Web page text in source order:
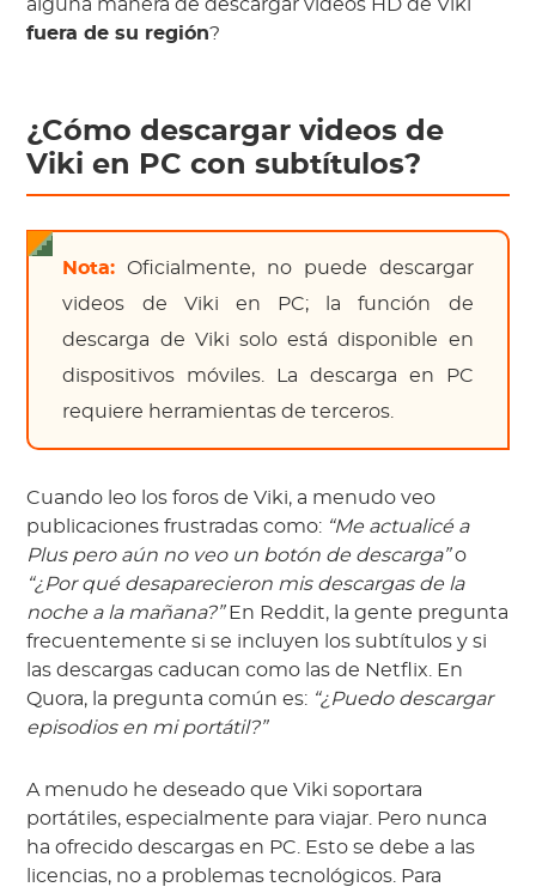
alguna manera de descargar videos HD de Viki
fuera de su región?
¿Cómo descargar videos de
Viki en PC con subtítulos?
Nota: Oficialmente, no puede descargar
videos de Viki en PC; la función de
descarga de Viki solo está disponible en
dispositivos móviles. La descarga en PC
requiere herramientas de terceros.
Cuando leo los foros de Viki, a menudo veo
publicaciones frustradas como: “Me actualicé a
Plus pero aún no veo un botón de descarga”o
“¿Por qué desaparecieron mis descargas de la
noche a la mañana?”En Reddit, la gente pregunta
frecuentemente si se incluyen los subtítulos y si
las descargas caducan como las de Netflix. En
Quora, la pregunta común es: “¿Puedo descargar
episodios en mi portátil?”
A menudo he deseado que Viki soportara
portátiles, especialmente para viajar. Pero nunca
ha ofrecido descargas en PC. Esto se debe a las
licencias, no a problemas tecnológicos. Para